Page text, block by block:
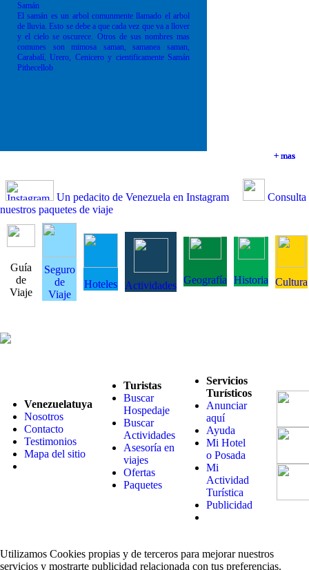
+ mas
+ mas
+ mas
Samán
El samán es un arbol comunmente llamado el arbol
de lluvia. Esto se debe a que cada vez que va a llover
y el cielo se oscurece. Otros de sus nombres mas
comunes son mimosa saman, samanea saman,
Carabalí, Urero, Cenicero y cientificamente Samán
Pithecellob
+ mas
Un pedacito de Venezuela en Instagram
Consulta
nuestros paquetes de viaje
Guía
de
Viaje
Seguro
de
Viaje
Hoteles Actividades Geografía Historia Cultura
Venezuelatuya
Nosotros
Contacto
Testimonios
Mapa del sitio
Turistas
Buscar
Hospedaje
Buscar
Actividades
Asesoría en
viajes
Ofertas
Paquetes
Servicios
Turísticos
Anunciar
aquí
Ayuda
Mi Hotel
o Posada
Mi
Actividad
Turística
Publicidad
Utilizamos Cookies propias y de terceros para mejorar nuestros
servicios y mostrarte publicidad relacionada con tus preferencias.